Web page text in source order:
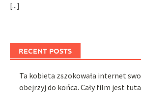
[...]
RECENT POSTS
Ta kobieta zszokowała internet
obejrzyj do końca. Cały film jest